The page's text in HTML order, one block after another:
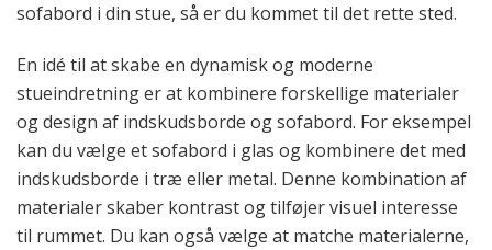
sofabord i din stue, så er du kommet til det rette sted.
En idé til at skabe en dynamisk og moderne
stueindretning er at kombinere forskellige materialer
og design af indskudsborde og sofabord. For eksempel
kan du vælge et sofabord i glas og kombinere det med
indskudsborde i træ eller metal. Denne kombination af
materialer skaber kontrast og tilføjer visuel interesse
til rummet. Du kan også vælge at matche materialerne,